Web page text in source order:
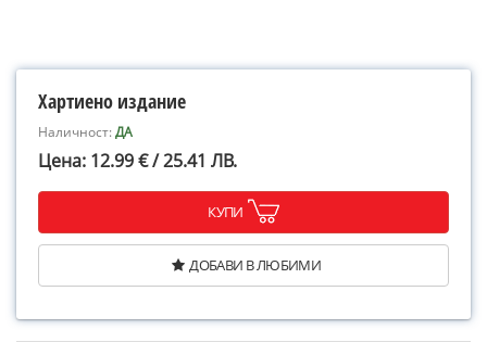
Хартиено издание
Наличност:ДА
Цена: 12.99 € / 25.41 ЛВ.
КУПИ
ДОБАВИ В ЛЮБИМИ